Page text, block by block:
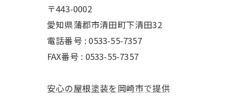
〒443-0002
愛知県蒲郡市清田町下清田32
電話番号 : 0533-55-7357
FAX番号 : 0533-55-7357
安心の屋根塗装を岡崎市で提供